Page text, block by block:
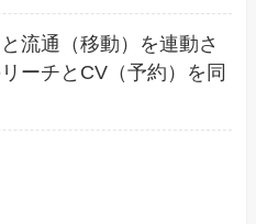
流通（移動）を連動さ
ーチとCV（予約）を同